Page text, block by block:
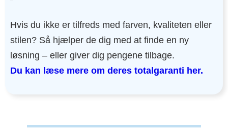
Hvis du ikke er tilfreds med farven, kvaliteten eller
stilen? Så hjælper de dig med at finde en ny
løsning – eller giver dig pengene tilbage.
Du kan læse mere om deres totalgaranti her.